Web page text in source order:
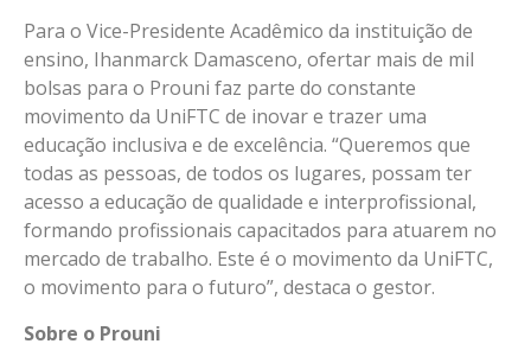
Para o Vice-Presidente Acadêmico da instituição de
ensino, Ihanmarck Damasceno, ofertar mais de mil
bolsas para o Prouni faz parte do constante
movimento da UniFTC de inovar e trazer uma
educação inclusiva e de excelência. “Queremos que
todas as pessoas, de todos os lugares, possam ter
acesso a educação de qualidade e interprofissional,
formando profissionais capacitados para atuarem no
mercado de trabalho. Este é o movimento da UniFTC,
o movimento para o futuro”, destaca o gestor.
Sobre o Prouni